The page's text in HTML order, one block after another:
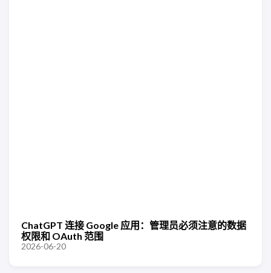
ChatGPT 连接 Google 应用：管理员必须注意的数据
权限和 OAuth 范围
2026-06-20